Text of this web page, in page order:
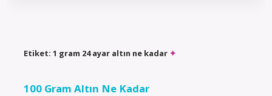
Etiket: 1 gram 24 ayar altın ne kadar
100 Gram Altın Ne Kadar